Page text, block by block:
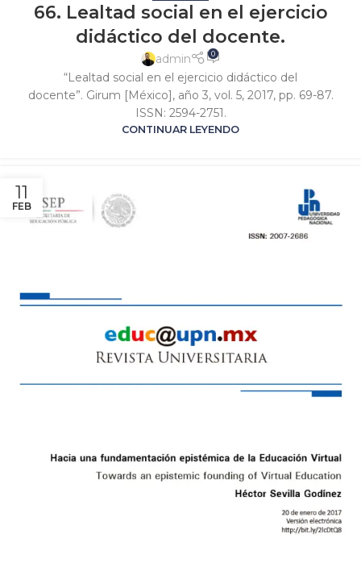
66. Lealtad social en el ejercicio
didáctico del docente.
admin 0
“Lealtad social en el ejercicio didáctico del
docente”. Girum [México], año 3, vol. 5, 2017, pp. 69-87.
ISSN: 2594-2751.
CONTINUAR LEYENDO
11
FEB